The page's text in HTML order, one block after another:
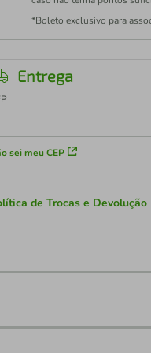
*Boleto exclusivo para
Entrega
sei meu CEP
de Trocas e Devolução